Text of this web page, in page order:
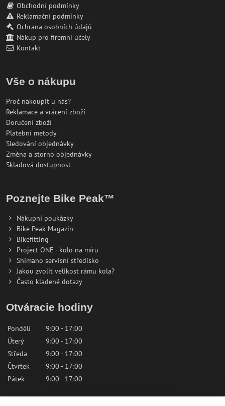
Obchodní podmínky
Reklamační podmínky
Ochrana osobních údajů
Nákup pro firemní účely
Kontakt
Vše o nákupu
Proč nakoupit u nás?
Reklamace a vrácení zboží
Doručení zboží
Platební metody
Sledování objednávky
Změna a storno objednávky
Skladová dostupnost
Poznejte Bike Peak™
Nákupní poukázky
Bike Peak Magazin
Bikefitting
Project ONE - kolo na míru
Shimano servisní středisko
Jakou zvolit velikost rámu kola?
Často kladené dotazy
Otváracie hodiny
Pondělí
9:00 - 17:00
Úterý
9:00 - 17:00
Středa
9:00 - 17:00
Čtvrtek
9:00 - 17:00
Pátek
9:00 - 17:00